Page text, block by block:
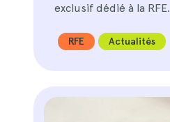
exclusif dédié à la RFE.
RFE Actualités